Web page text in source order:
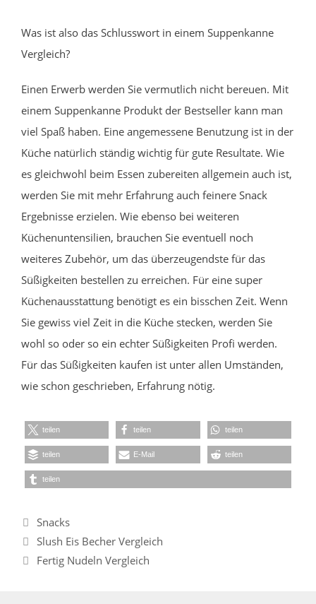
Was ist also das Schlusswort in einem Suppenkanne
Vergleich?
Einen Erwerb werden Sie vermutlich nicht bereuen. Mit
einem Suppenkanne Produkt der Bestseller kann man
viel Spaß haben. Eine angemessene Benutzung ist in der
Küche natürlich ständig wichtig für gute Resultate. Wie
es gleichwohl beim Essen zubereiten allgemein auch ist,
werden Sie mit mehr Erfahrung auch feinere Snack
Ergebnisse erzielen. Wie ebenso bei weiteren
Küchenuntensilien, brauchen Sie eventuell noch
weiteres Zubehör, um das überzeugendste für das
Süßigkeiten bestellen zu erreichen. Für eine super
Küchenausstattung benötigt es ein bisschen Zeit. Wenn
Sie gewiss viel Zeit in die Küche stecken, werden Sie
wohl so oder so ein echter Süßigkeiten Profi werden.
Für das Süßigkeiten kaufen ist unter allen Umständen,
wie schon geschrieben, Erfahrung nötig.
teilen teilen teilen
teilen E-Mail teilen
teilen
Kategorien
Snacks
Slush Eis Becher Vergleich
Fertig Nudeln Vergleich